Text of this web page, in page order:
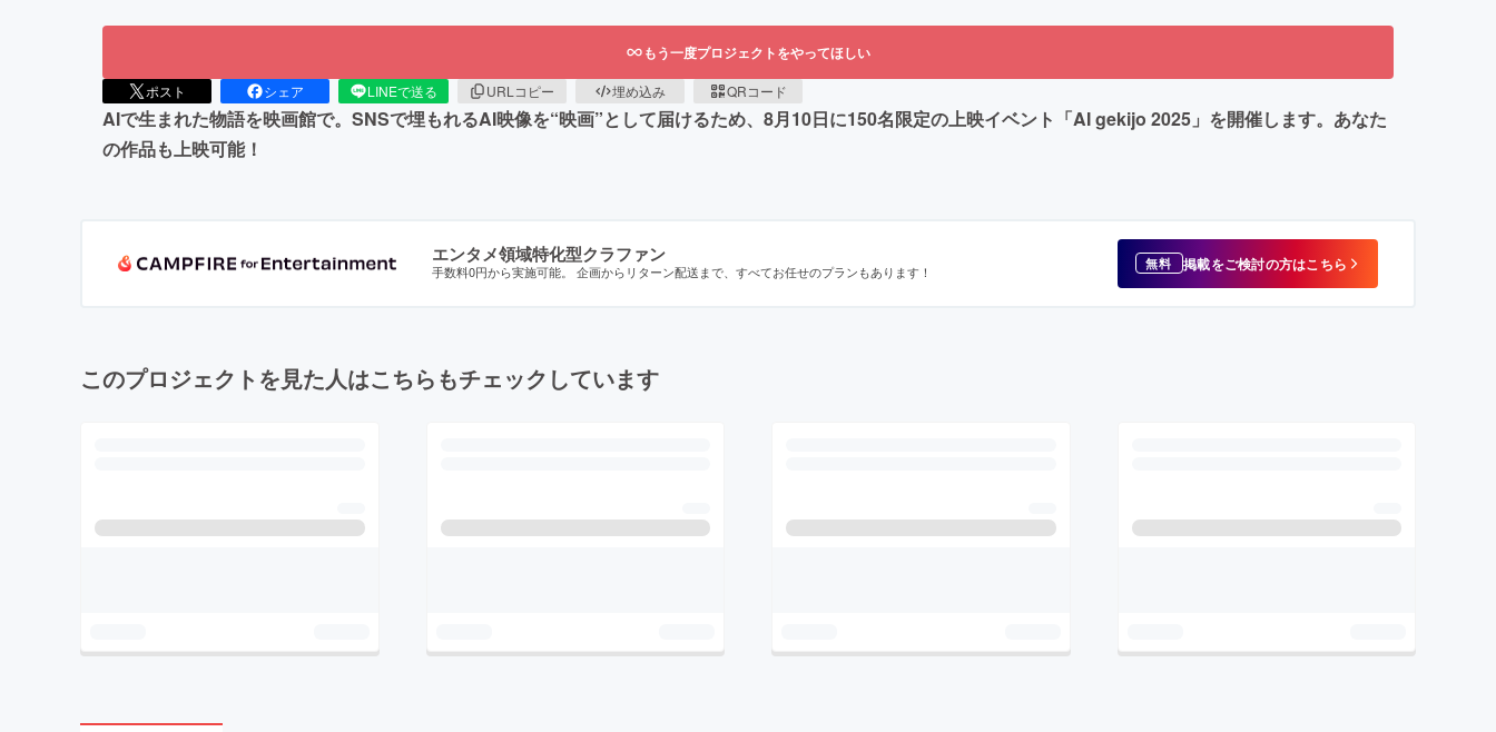
もう一度プロジェクトをやってほしい
ポスト シェア LINEで送る URLコピー 埋め込み QRコード
AIで生まれた物語を映画館で。SNSで埋もれるAI映像を“映画”として届けるため、8月10日に150名限定の上映イベント「AI gekijo 2025」を開催します。あなた
の作品も上映可能！
エンタメ領域特化型クラファン
手数料0円から実施可能。 企画からリターン配送まで、すべてお任せのプランもあります！ 無料 掲載をご検討の方はこちら
このプロジェクトを見た人はこちらもチェックしています